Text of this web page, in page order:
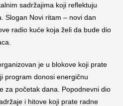
sadržajima koji reflektuju
Slogan Novi ritam – novi dan
radio kuće koja želi da bude dio
je u blokove koji prate
program donosi energičnu
za početak dana. Popodnevni dio
i hitove koji prate radne